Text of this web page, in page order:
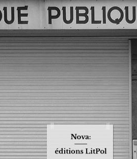
Jump to navigation